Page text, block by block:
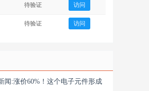
待验证 访问
待验证 访问
闻:涨价60%！这个电子元件形成